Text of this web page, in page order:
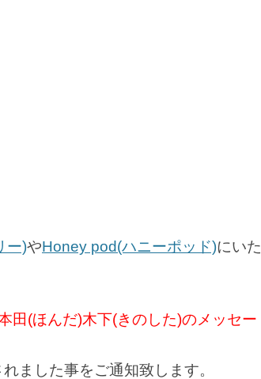
ー)やHoney pod(ハニーポッド)にいた
田(ほんだ)木下(きのした)のメッセー
ました事をご通知致します。